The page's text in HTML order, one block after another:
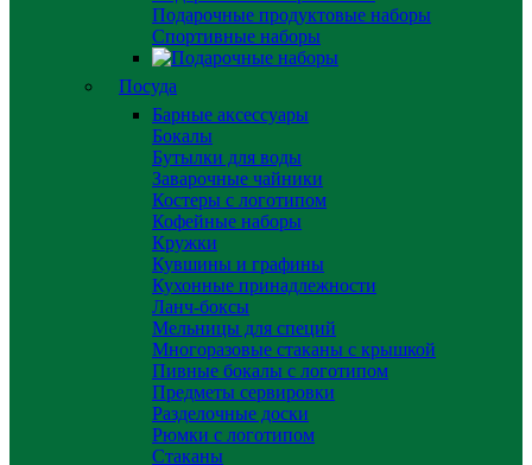
Подарочные продуктовые наборы
Спортивные наборы
Посуда
Барные аксессуары
Бокалы
Бутылки для воды
Заварочные чайники
Костеры с логотипом
Кофейные наборы
Кружки
Кувшины и графины
Кухонные принадлежности
Ланч-боксы
Мельницы для специй
Многоразовые стаканы с крышкой
Пивные бокалы с логотипом
Предметы сервировки
Разделочные доски
Рюмки с логотипом
Стаканы